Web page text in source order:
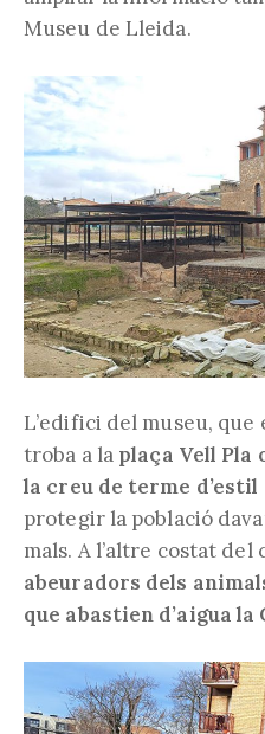
Museu de Lleida.
L’edifici del museu, que
troba a la plaça Vell Pla
la creu de terme
protegir la població
mals. A l’altre costat
abeuradors dels
que abastien d’aigua